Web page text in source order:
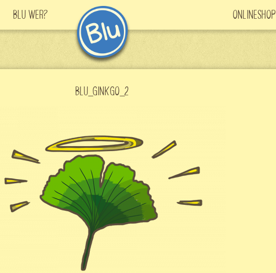
Blu Wer? Onlineshop
BLU_GINKGO_2